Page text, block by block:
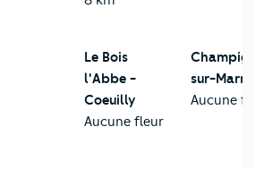
Le Bois
l'Abbe -
Coeuilly
Aucune fleur
sur-Marne
Aucune